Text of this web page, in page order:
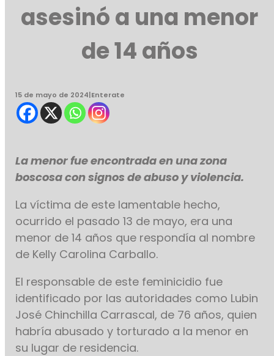
asesinó a una menor
de 14 años
15 de mayo de 2024|Enterate
La menor fue encontrada en una zona
boscosa con signos de abuso y violencia.
La víctima de este lamentable hecho,
ocurrido el pasado 13 de mayo, era una
menor de 14 años que respondía al nombre
de Kelly Carolina Carballo.
El responsable de este feminicidio fue
identificado por las autoridades como Lubin
José Chinchilla Carrascal, de 76 años, quien
habría abusado y torturado a la menor en
su lugar de residencia.